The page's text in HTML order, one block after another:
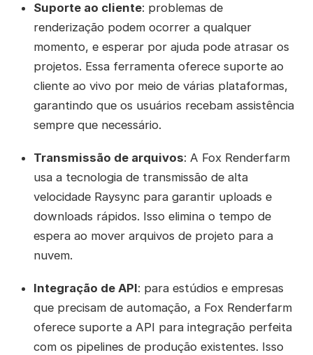
Suporte ao cliente: problemas de
renderização podem ocorrer a qualquer
momento, e esperar por ajuda pode atrasar os
projetos. Essa ferramenta oferece suporte ao
cliente ao vivo por meio de várias plataformas,
garantindo que os usuários recebam assistência
sempre que necessário.
Transmissão de arquivos: A Fox Renderfarm
usa a tecnologia de transmissão de alta
velocidade Raysync para garantir uploads e
downloads rápidos. Isso elimina o tempo de
espera ao mover arquivos de projeto para a
nuvem.
Integração de API: para estúdios e empresas
que precisam de automação, a Fox Renderfarm
oferece suporte a API para integração perfeita
com os pipelines de produção existentes. Isso